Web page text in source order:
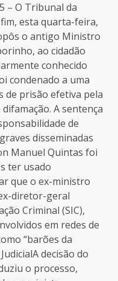
– O Tribunal da
esta quarta-feira,
o antigo Ministro
ao cidadão
conhecido
condenado a uma
de prisão efetiva pela
A sentença
de
disseminadas
Manuel Quintas foi
ter usado
que o ex-ministro
diretor-geral
Criminal (SIC),
em redes de
“barões da
decisão do
o processo,